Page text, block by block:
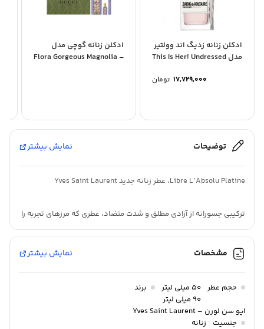
ادکلن زنانه زدیگ اند وولتیر
مدل This Is Her! Undressed
17,729,000 تومان
ادکلن زنانه گوچی مدل
Flora Gorgeous Magnolia –
توضیحات نمایش بیشتر
Libre L’Absolu Platine، عطر زنانه جدید Yves Saint Laurent
ترکیبی جسورانه از آزادی مطلق و شدت متضاد، عطری که مرزهای تجربه را
درهم می‌شکند. شکوفه پرتقال سوزان مراکش و اسطوخودوس جسور
فرانسه با اسطوخودوس سفید فلزی در هم آمیخته‌اند تا رایحه‌ای
درخشان و هیجان‌انگیز خلق کنند.
شیشه‌ای لوکس از ترکیب طلا و پلاتین، تجسم نهایی شکوه و جسارت.
امضای گلی و نمادین Libre این‌بار با شدت و ماندگاری بیشتر بازآفرینی
مشخصات نمایش بیشتر
حجم عطر
۵۰ میلی لیتر
۹۰ میلی لیتر
برند
ایو سن لورن – Yves Saint Laurent
جنسیت
زنانه